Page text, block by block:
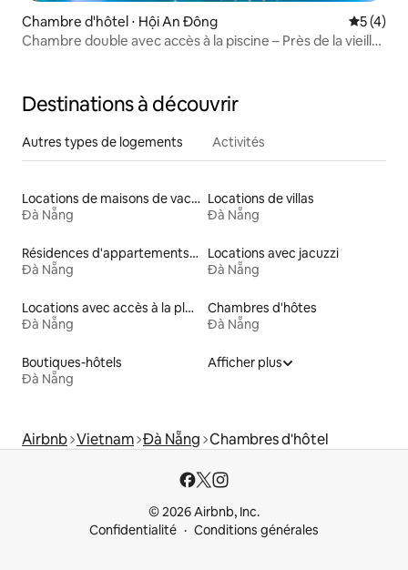
Chambre d'hôtel ⋅ Hội An Đông
5 (4)
Chambre double avec accès à la piscine – Près de la vieille
Destinations à découvrir
Autres types de logements Activités
Locations de maisons de vacances
Đà Nẵng
Locations de villas
Đà Nẵng
Résidences d'appartements en location
Đà Nẵng
Locations avec jacuzzi
Đà Nẵng
Locations avec accès à la plage
Đà Nẵng
Chambres d'hôtes
Đà Nẵng
Boutiques-hôtels
Đà Nẵng
Afficher plus
Airbnb Vietnam Đà Nẵng Chambres d'hôtel
© 2026 Airbnb, Inc.
Confidentialité
Conditions générales